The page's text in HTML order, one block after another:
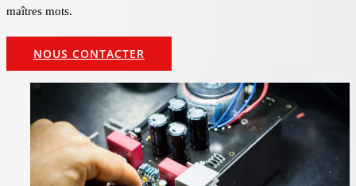
maîtres mots.
NOUS CONTACTER